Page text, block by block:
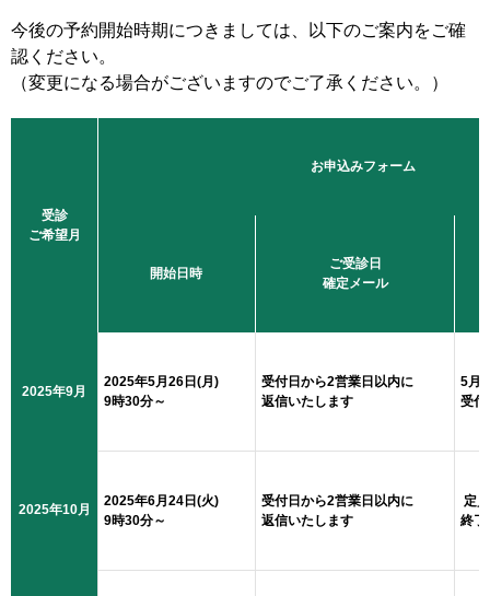
今後の予約開始時期につきましては、以下のご案内をご確
認ください。
（変更になる場合がございますのでご了承ください。）
受診
ご希望月
お申込みフォーム
開始日時
ご受診日
確定メール
2025年9月
2025年5月26日(月)
9時30分～
受付日から2営業日以内に
返信いたします
5月
受付
2025年10月
2025年6月24日(火)
9時30分～
受付日から2営業日以内に
返信いたします
定
終了